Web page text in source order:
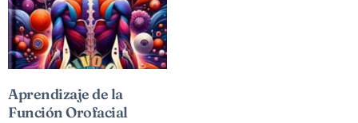
Aprendizaje de la
Función Orofacial